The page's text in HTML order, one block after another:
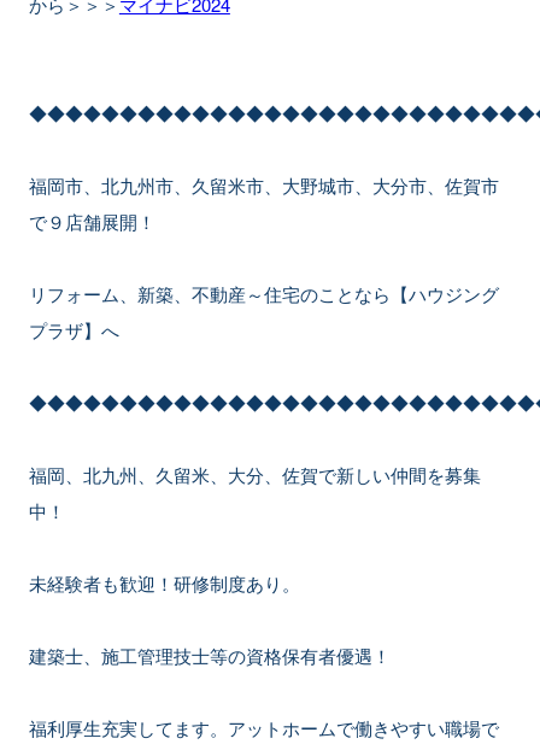
福岡市、北九州市、久留米市、大野城市、大分市、佐賀市
で９店舗展開！
リフォーム、新築、不動産～住宅のことなら【ハウジング
プラザ】へ
福岡、北九州、久留米、大分、佐賀で新しい仲間を募集
中！
未経験者も歓迎！研修制度あり。
建築士、施工管理技士等の資格保有者優遇！
福利厚生充実してます。アットホームで働きやすい職場で